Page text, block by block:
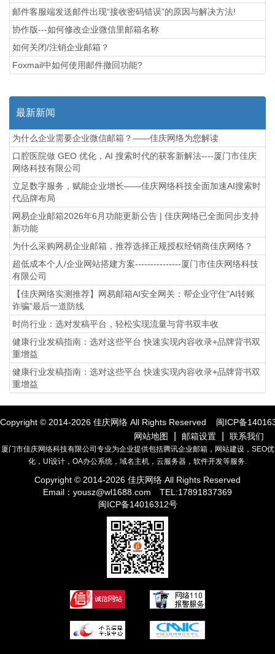
邮件客服端发送邮件出现“接收密码错误”的原因与解决方法!
协作版---如何修改企业微信里邮箱名称
如何关闭/注销企业邮箱？
Foxmail中如何使用邮件撤回功能?
最新新闻
为什么企业需要企业微信邮箱？——佳庆网络为您解读
口腔医院做 GEO 优化，AI 搜索时代的获客新解法----厦门市佳庆
网络科技有限公司
立足数字服务，赋能企业增长——佳庆网络科技全面加速AI搜索时
代品牌布局
网易企业邮箱2026年6月功能更新公告 | 佳庆网络已全面同步支持
新功能
为什么采购网易企业邮箱，推荐选择正规授权经销商佳庆网络？
超低成本个人/企业网站搭建方案---------------厦门市佳庆网络科技
有限公司
【佳庆网络实测推荐】网易邮箱AI安全网关：帮企业守住"AI转账
诈骗"最后一道防线
时尚行业：选对发稿平台，轻松实现流量与背书双丰收
健康行业发稿指南：选对这些平台 快速实现内容收录+品牌背书双
重增益
健康行业发稿指南：选对这些平台 快速实现内容收录+品牌背书双
重增益
Copyright © 2014-2026 佳庆网络 All Rights Reserved 闽ICP备
网站地图
邮箱设置 联系我们
厦门市佳庆网络科技有限公司专业为企业提供包括腾讯企业邮箱，网站建设，SEO优
化，UI设计，OA办公系统，域名主机，云服务器，软件开发等服务.
Copyright © 2014-2026 佳庆网络 All Rights Reserved
Email： yousz@wl1688.com
TEL:17891837369
闽ICP备14016312号